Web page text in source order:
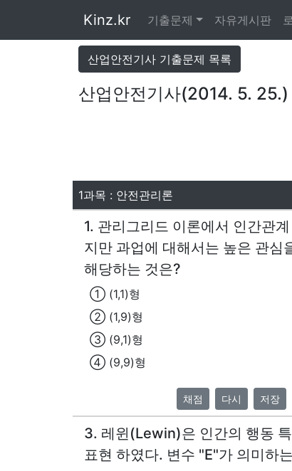
Kinz.kr 기출문제 자유게시판
산업안전기사 기출문제 목록
산업안전기사(2014. 5. 25.)
1과목 : 안전관리론
1. 관리그리드 이론에서 인간관
지만 과업에 대해서는 높은 관심
해당하는 것은?
① (1,1)형
② (1,9)형
③ (9,1)형
④ (9,9)형
채점 다시 저장
3. 레윈(Lewin)은 인간의 행동
표현 하였다. 변수 "E"가 의미하